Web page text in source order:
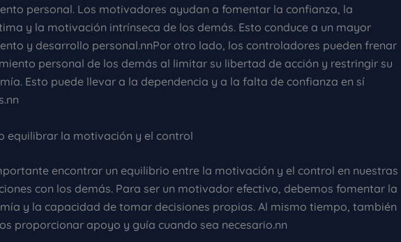
personal. Los motivadores ayudan a fomentar la confianza, la
y la motivación intrínseca de los demás. Esto conduce a un mayor
y desarrollo personal.nnPor otro lado, los controladores pueden frenar
personal de los demás al limitar su libertad de acción y restringir su
Esto puede llevar a la dependencia y a la falta de confianza en sí
equilibrar la motivación y el control
encontrar un equilibrio entre la motivación y el control en nuestras
con los demás. Para ser un motivador efectivo, debemos fomentar la
y la capacidad de tomar decisiones propias. Al mismo tiempo, también
proporcionar apoyo y guía cuando sea necesario.nn